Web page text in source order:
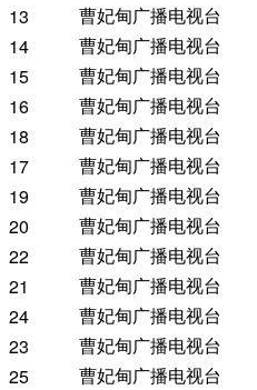
13
曹妃甸广播电视台
14
曹妃甸广播电视台
15
曹妃甸广播电视台
16
曹妃甸广播电视台
18
曹妃甸广播电视台
17
曹妃甸广播电视台
19
曹妃甸广播电视台
20
曹妃甸广播电视台
22
曹妃甸广播电视台
21
曹妃甸广播电视台
24
曹妃甸广播电视台
23
曹妃甸广播电视台
25
曹妃甸广播电视台